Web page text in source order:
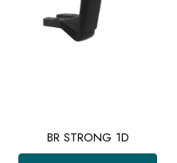
BR STRONG 1D